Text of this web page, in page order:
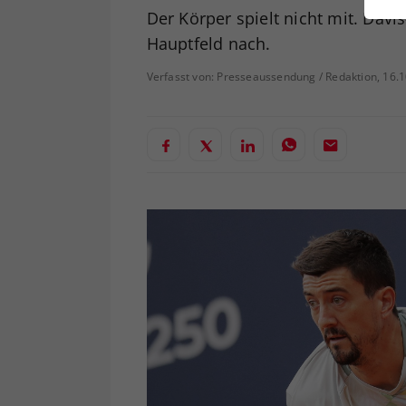
Der Körper spielt nicht mit.
Hauptfeld nach.
Verfasst von: Presseaussendung / Redaktion,